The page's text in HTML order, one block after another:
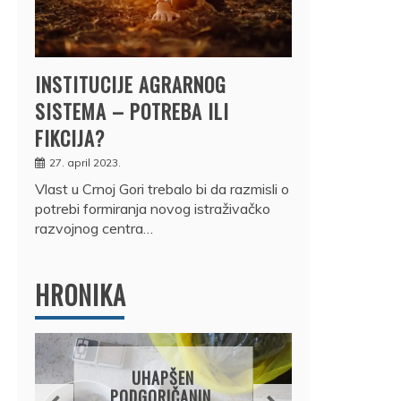
INSTITUCIJE AGRARNOG
SISTEMA – POTREBA ILI
FIKCIJA?
27. april 2023.
Vlast u Crnoj Gori trebalo bi da razmisli o
potrebi formiranja novog istraživačko
razvojnog centra…
HRONIKA
UHAPŠEN